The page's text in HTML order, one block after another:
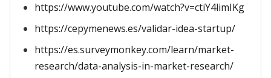
https://www.youtube.com/watch?v=ctiY4limIKg
https://cepymenews.es/validar-idea-startup/
https://es.surveymonkey.com/learn/market-
research/data-analysis-in-market-research/